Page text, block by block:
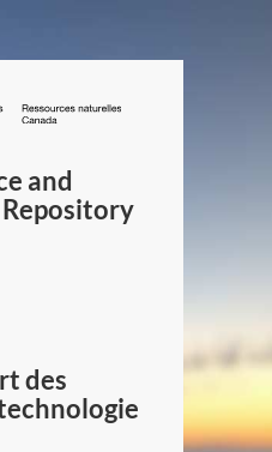
/
Canada
and
des